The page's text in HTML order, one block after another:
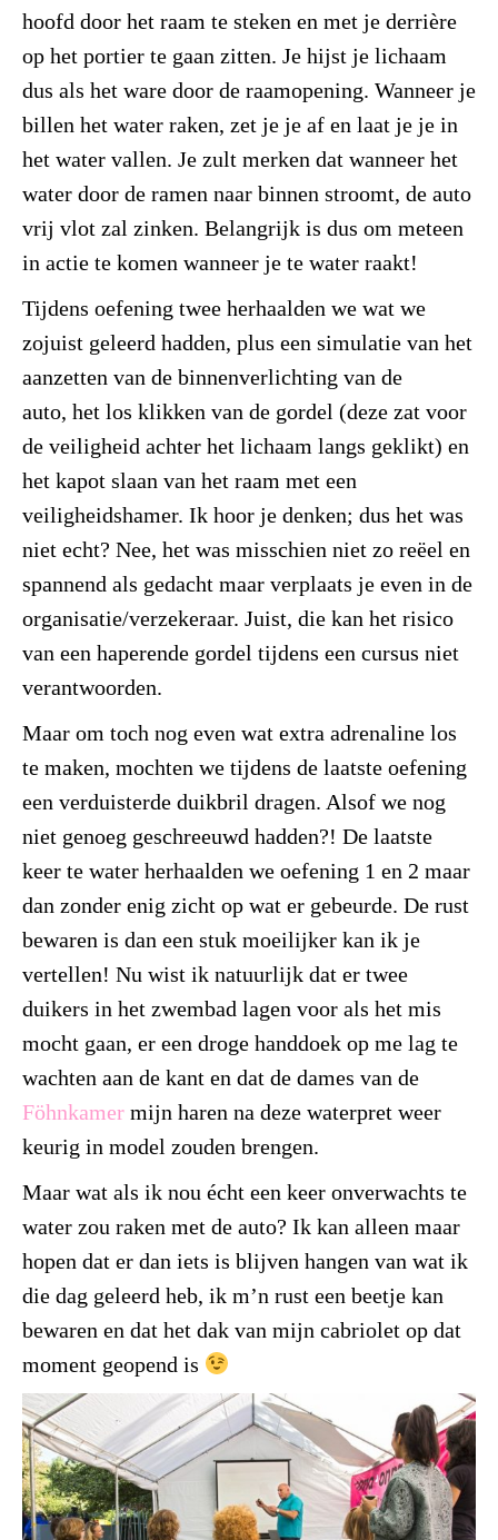
hoofd door het raam te steken en met je derrière
op het portier te gaan zitten. Je hijst je lichaam
dus als het ware door de raamopening. Wanneer je
billen het water raken, zet je je af en laat je je in
het water vallen. Je zult merken dat wanneer het
water door de ramen naar binnen stroomt, de auto
vrij vlot zal zinken. Belangrijk is dus om meteen
in actie te komen wanneer je te water raakt!
Tijdens oefening twee herhaalden we wat we
zojuist geleerd hadden, plus een simulatie van het
aanzetten van de binnenverlichting van de
auto, het los klikken van de gordel (deze zat voor
de veiligheid achter het lichaam langs geklikt) en
het kapot slaan van het raam met een
veiligheidshamer. Ik hoor je denken; dus het was
niet echt? Nee, het was misschien niet zo reëel en
spannend als gedacht maar verplaats je even in de
organisatie/verzekeraar. Juist, die kan het risico
van een haperende gordel tijdens een cursus niet
verantwoorden.
Maar om toch nog even wat extra adrenaline los
te maken, mochten we tijdens de laatste oefening
een verduisterde duikbril dragen. Alsof we nog
niet genoeg geschreeuwd hadden?! De laatste
keer te water herhaalden we oefening 1 en 2 maar
dan zonder enig zicht op wat er gebeurde. De rust
bewaren is dan een stuk moeilijker kan ik je
vertellen! Nu wist ik natuurlijk dat er twee
duikers in het zwembad lagen voor als het mis
mocht gaan, er een droge handdoek op me lag te
wachten aan de kant en dat de dames van de
Föhnkamer mijn haren na deze waterpret weer
keurig in model zouden brengen.
Maar wat als ik nou écht een keer onverwachts te
water zou raken met de auto? Ik kan alleen maar
hopen dat er dan iets is blijven hangen van wat ik
die dag geleerd heb, ik m’n rust een beetje kan
bewaren en dat het dak van mijn cabriolet op dat
moment geopend is